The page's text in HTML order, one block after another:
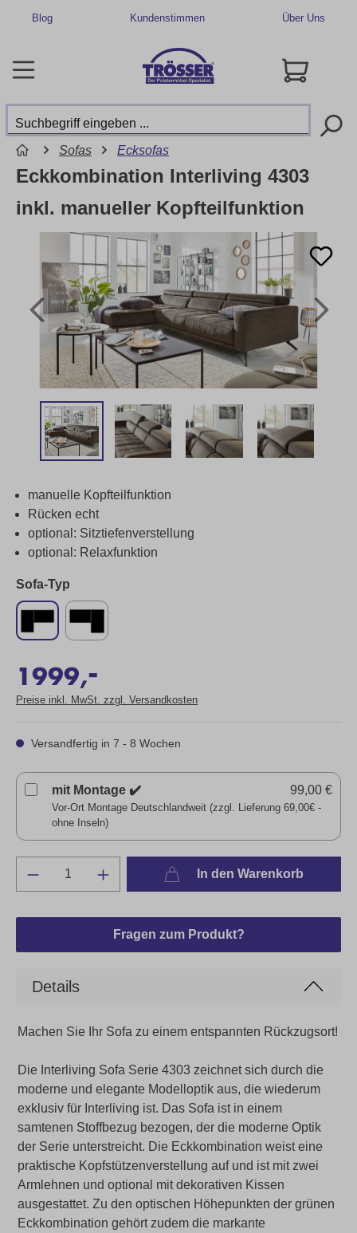
Blog Kundenstimmen Über Uns
Sofas Ecksofas
Eckkombination Interliving 4303
inkl. manueller Kopfteilfunktion
manuelle Kopfteilfunktion
Rücken echt
optional: Sitztiefenverstellung
optional: Relaxfunktion
Sofa-Typ
1999,
-
Preise inkl. MwSt. zzgl. Versandkosten
Versandfertig in 7 - 8 Wochen
mit Montage ✔️
Vor-Ort Montage Deutschlandweit (zzgl. Lieferung 69,00€ -
ohne Inseln)
99,00 €
In den Warenkorb
Fragen zum Produkt?
Details
Machen Sie Ihr Sofa zu einem entspannten Rückzugsort!
Die Interliving Sofa Serie 4303 zeichnet sich durch die
moderne und elegante Modelloptik aus, die wiederum
exklusiv für Interliving ist. Das Sofa ist in einem
samtenen Stoffbezug bezogen, der die moderne Optik
der Serie unterstreicht. Die Eckkombination weist eine
praktische Kopfstützenverstellung auf und ist mit zwei
Armlehnen und optional mit dekorativen Kissen
ausgestattet. Zu den optischen Höhepunkten der grünen
Eckkombination gehört zudem die markante